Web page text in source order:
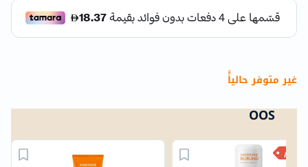
غير متوفر حالياًً
OOS